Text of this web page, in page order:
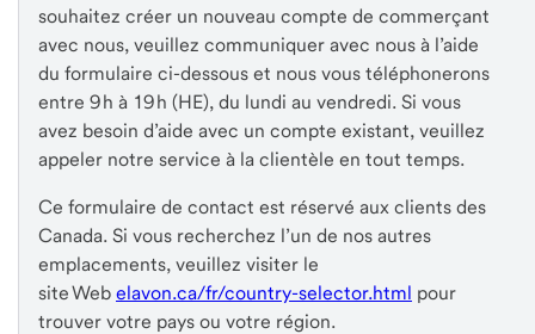
souhaitez créer un nouveau compte de commerçant
avec nous, veuillez communiquer avec nous à l’aide
du formulaire ci-dessous et nous vous téléphonerons
entre 9 h à 19 h (HE), du lundi au vendredi. Si vous
avez besoin d’aide avec un compte existant, veuillez
appeler notre service à la clientèle en tout temps.
Ce formulaire de contact est réservé aux clients des
Canada. Si vous recherchez l’un de nos autres
emplacements, veuillez visiter le
site Web elavon.ca/fr/country-selector.html pour
trouver votre pays ou votre région.